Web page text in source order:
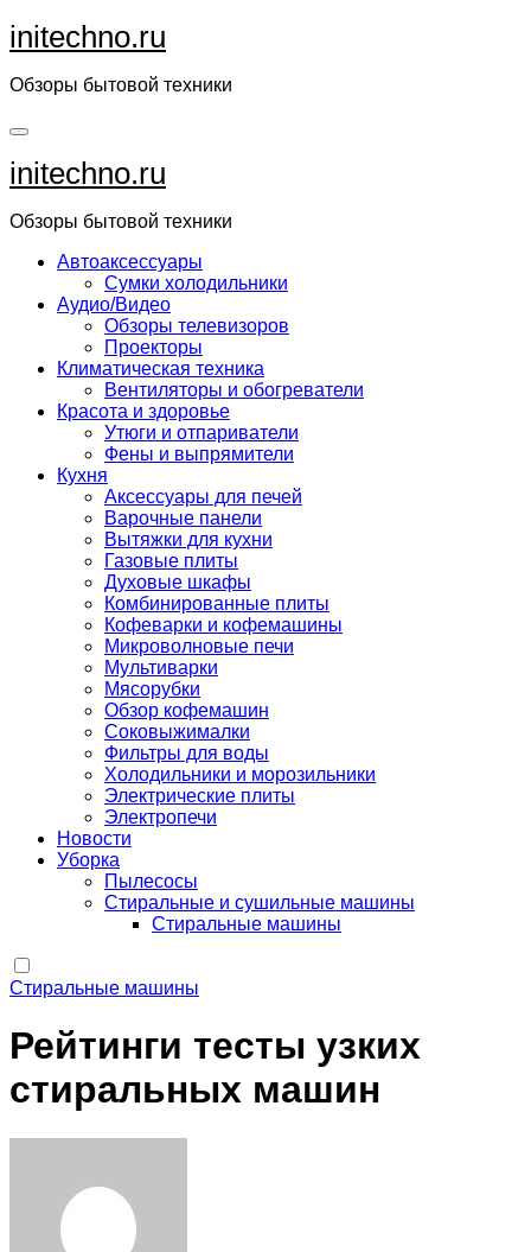
Перейти
кinitechno.ru
Обзоры бытовой техники
initechno.ru
Обзоры бытовой техники
Автоаксессуары
Сумки холодильники
Аудио/Видео
Обзоры телевизоров
Проекторы
Климатическая техника
Вентиляторы и обогреватели
Красота и здоровье
Утюги и отпариватели
Фены и выпрямители
Кухня
Аксессуары для печей
Варочные панели
Вытяжки для кухни
Газовые плиты
Духовые шкафы
Комбинированные плиты
Кофеварки и кофемашины
Микроволновые печи
Мультиварки
Мясорубки
Обзор кофемашин
Соковыжималки
Фильтры для воды
Холодильники и морозильники
Электрические плиты
Электропечи
Новости
Уборка
Пылесосы
Стиральные и сушильные машины
Стиральные машины
Стиральные машины
Рейтинги тесты узких
стиральных машин